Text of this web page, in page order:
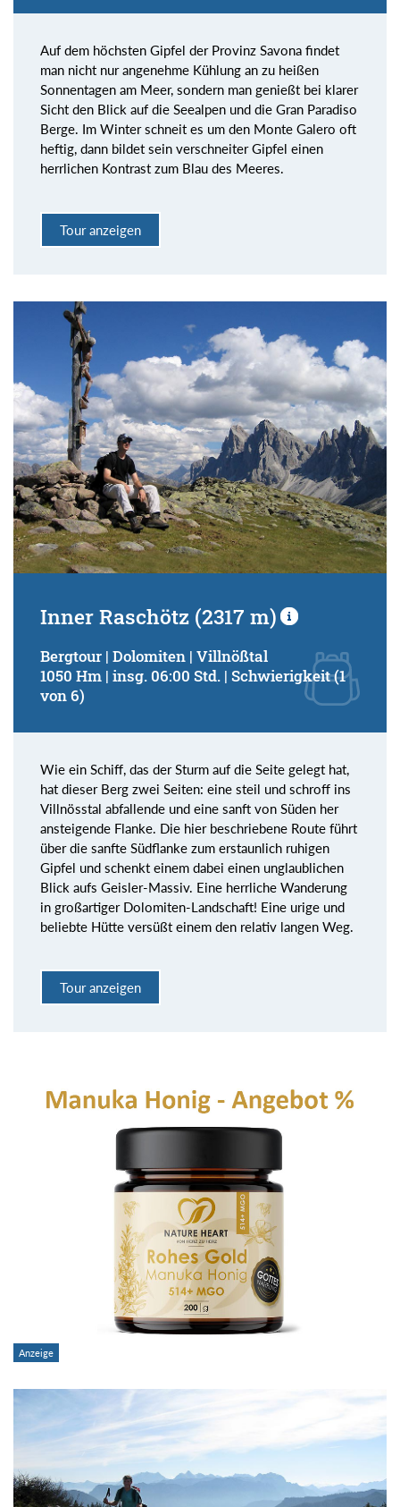
Auf dem höchsten Gipfel der Provinz Savona findet
man nicht nur angenehme Kühlung an zu heißen
Sonnentagen am Meer, sondern man genießt bei klarer
Sicht den Blick auf die Seealpen und die Gran Paradiso
Berge. Im Winter schneit es um den Monte Galero oft
heftig, dann bildet sein verschneiter Gipfel einen
herrlichen Kontrast zum Blau des Meeres.
Tour anzeigen
Inner Raschötz (2317 m)
Bergtour | Dolomiten | Villnößtal
1050 Hm | insg. 06:00 Std. | Schwierigkeit (1
von 6)
Wie ein Schiff, das der Sturm auf die Seite gelegt hat,
hat dieser Berg zwei Seiten: eine steil und schroff ins
Villnösstal abfallende und eine sanft von Süden her
ansteigende Flanke. Die hier beschriebene Route führt
über die sanfte Südflanke zum erstaunlich ruhigen
Gipfel und schenkt einem dabei einen unglaublichen
Blick aufs Geisler-Massiv. Eine herrliche Wanderung
in großartiger Dolomiten-Landschaft! Eine urige und
beliebte Hütte versüßt einem den relativ langen Weg.
Tour anzeigen